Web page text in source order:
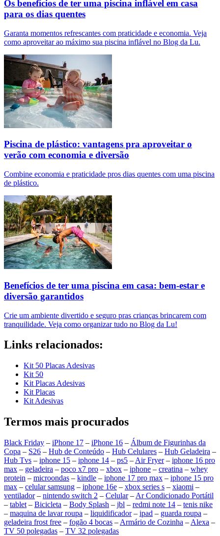
Os benefícios de ter uma piscina inflável em casa
para os dias quentes
Garanta momentos refrescantes com praticidade e economia. Veja
como aproveitar ao máximo sua piscina inflável no Blog da Lu.
Piscina de plástico: vantagens pra aproveitar o
verão com economia e diversão
Combine economia e praticidade pros dias quentes com uma piscina
de plástico.
Benefícios de ter uma piscina em casa: bem-estar e
diversão garantidos
Crie um ambiente divertido e seguro pras crianças brincarem com
tranquilidade. Veja como organizar tudo no Blog da Lu!
Links relacionados:
Kit 50 Placas Adesivas
Kit 50
Kit Placas Adesivas
Kit Placas
Kit Adesivas
Termos mais procurados
Black Friday – iPhone 17 – iPhone 16 – Álbum de Figurinhas da
Copa – S26 – Hub de Conteúdo – Hub Celulares – Hub Geladeira –
Hub Tvs – iphone 15 – iphone 14 – ps5 – Air Fryer– iphone 16 pro
max – geladeira – poco x7 pro – xbox – iphone – creatina – whey
protein – microondas – kindle – iphone 17 pro max – iphone 15 pro
max – celular samsung – iphone 16e – xbox series s – xiaomi –
ventilador– nintendo switch 2 – Celular– Ar Condicionado Portátil
– tablet – Bicicleta – Body Splash – jbl – redmi note 14 – tenis nike
– maquina de lavar roupa – liquidificador– ipad – guarda roupa –
geladeira frost free – fogão 4 bocas – Armário de Cozinha – Alexa –
TV 50 polegadas – TV 32 polegadas